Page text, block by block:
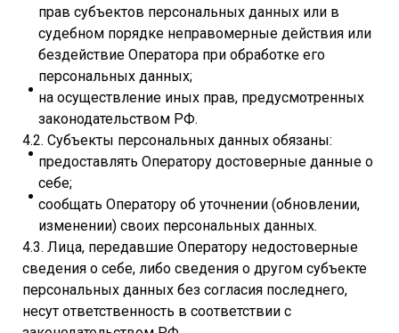
прав субъектов персональных данных или в
судебном порядке неправомерные действия или
бездействие Оператора при обработке его
персональных данных;
на осуществление иных прав, предусмотренных
законодательством РФ.
4.2. Субъекты персональных данных обязаны:
предоставлять Оператору достоверные данные о
себе;
сообщать Оператору об уточнении (обновлении,
изменении) своих персональных данных.
4.3. Лица, передавшие Оператору недостоверные
сведения о себе, либо сведения о другом субъекте
персональных данных без согласия последнего,
несут ответственность в соответствии с